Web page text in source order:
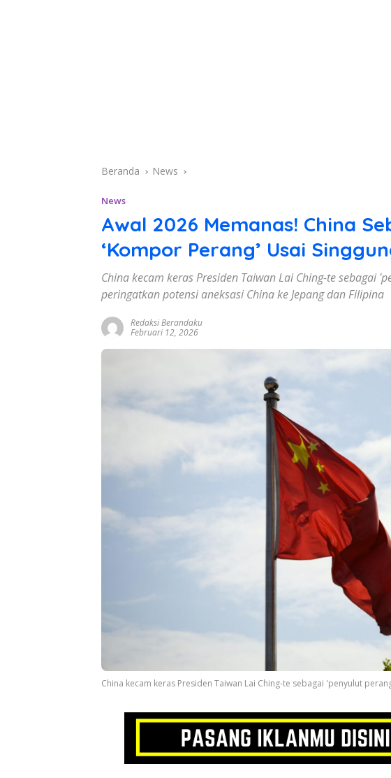
Beranda News
News
Awal 2026 Memanas! China
‘Kompor Perang’ Usai
China kecam keras Presiden Taiwan Lai Ching-te sebagai
peringatkan potensi aneksasi China ke Jepang dan Filipina
Redaksi Berandaku
Februari 12, 2026
China kecam keras Presiden Taiwan Lai Ching-te sebagai 'penyulut